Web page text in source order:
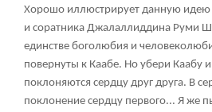
Хорошо иллюстрирует данную идею
и соратника Джалаллиддина Руми
единстве боголюбия и
повернуты к Каабе. Но убери Каабу и
поклоняются сердцу друг друга. В
поклонение сердцу первого... Я же